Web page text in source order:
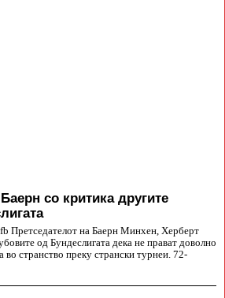
со критика другите
на Баерн Минхен, Херберт
од Бундеслигата дека не прават доволно
во странство преку странски турнеи. 72-